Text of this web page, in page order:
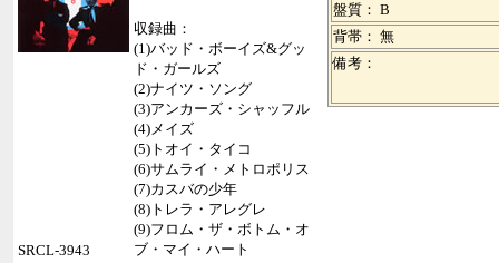
収録曲：
(1)バッド・ボーイズ&グッ
ド・ガールズ
(2)ナイツ・ソング
(3)アンカーズ・シャッフル
(4)メイズ
(5)トオイ・タイコ
(6)サムライ・メトロポリス
(7)カスバの少年
(8)トレラ・アレグレ
(9)フロム・ザ・ボトム・オ
ブ・マイ・ハート
盤質： B
背帯： 無
備考：
SRCL-3943